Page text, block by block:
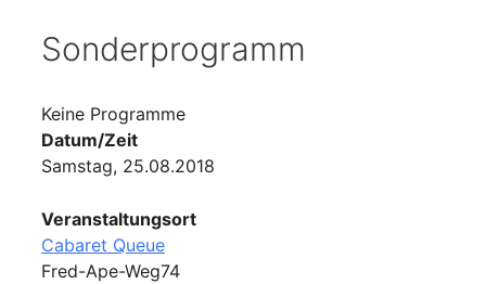
Sonderprogramm
Keine Programme
Datum/Zeit
Samstag, 25.08.2018
Veranstaltungsort
Cabaret Queue
Fred-Ape-Weg74